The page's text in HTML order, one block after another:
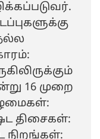
16 முறை
திசைகள்:
நிறங்கள்: